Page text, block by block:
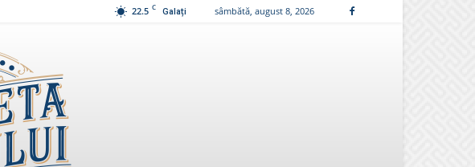
22.5 C Galați sâmbătă, august 8, 2026